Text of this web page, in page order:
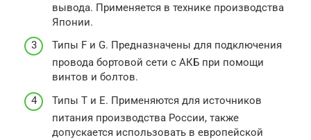
вывода. Применяется в технике производства
Японии.
Типы F и G. Предназначены для подключения
провода бортовой сети с АКБ при помощи
винтов и болтов.
Типы Т и Е. Применяются для источников
питания производства России, также
допускается использовать в европейской